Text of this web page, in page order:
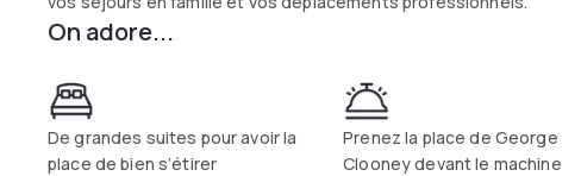
On adore...
De grandes suites pour avoir la
place de bien s’étirer
Prenez la place de George
Clooney devant le machine